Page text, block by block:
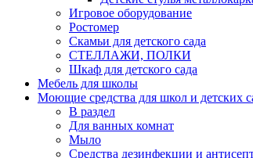
Игровое оборудование
Ростомер
Скамьи для детского сада
СТЕЛЛАЖИ, ПОЛКИ
Шкаф для детского сада
Мебель для школы
Моющие средства для школ и детских
В раздел
Для ванных комнат
Мыло
Средства дезинфекции и